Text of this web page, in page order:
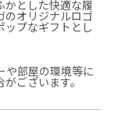
かとした快適な履
のオリジナルロゴ
ップなギフトとし
や部屋の環境等に
がございます。